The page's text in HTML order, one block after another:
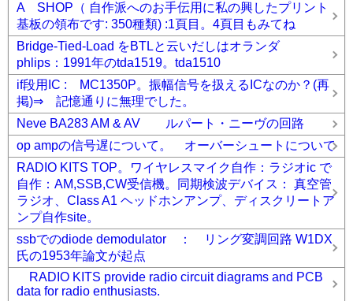
A SHOP（ 自作派へのお手伝用に私の興したプリント
基板の領布です: 350種類) :1頁目。4頁目もみてね
Bridge-Tied-Load をBTLと云いだしはオランダ
phlips：1991年のtda1519。tda1510
if段用IC : MC1350P。振幅信号を扱えるICなのか？(再
掲)⇒ 記憶通りに無理でした。
Neve BA283 AM & AV ルパート・ニーヴの回路
op ampの信号遅について。 オーバーシュートについて
RADIO KITS TOP。ワイヤレスマイク自作：ラジオic で
自作：AM,SSB,CW受信機。同期検波デバイス： 真空管
ラジオ、Class A1 ヘッドホンアンプ、ディスクリートア
ンプ自作site。
ssbでのdiode demodulator ： リング変調回路 W1DX
氏の1953年論文が起点
RADIO KITS provide radio circuit diagrams and PCB
data for radio enthusiasts.